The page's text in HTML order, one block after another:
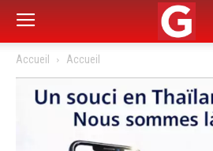
Accueil Accueil